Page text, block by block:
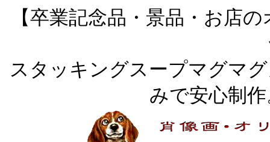
【卒業記念品・景品・お店
スタッキングスープマグマ
みで安心制